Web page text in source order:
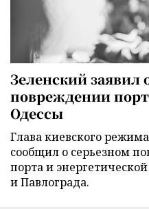
Зеленский заявил
повреждении
Одессы
Глава киевского
сообщил о серьезном
порта и
и Павлограда.